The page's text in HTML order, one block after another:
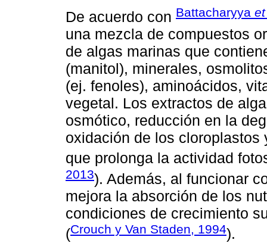
De acuerdo con Battacharyya
una mezcla de compuestos
de algas marinas que
(manitol), minerales,
(ej. fenoles), aminoácidos,
vegetal. Los extractos de
osmótico, reducción en la
oxidación de los
que prolonga la actividad
2013). Además, al funcionar
mejora la absorción de los
condiciones de crecimiento
(Crouch y Van Staden, 1994).